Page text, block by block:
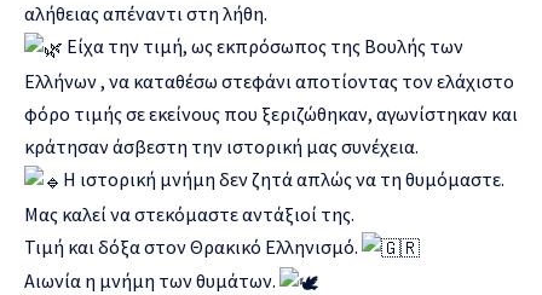
αλήθειας απέναντι στη λήθη.
Είχα την τιμή, ως εκπρόσωπος της Βουλής των
Ελλήνων , να καταθέσω στεφάνι αποτίοντας τον ελάχιστο
φόρο τιμής σε εκείνους που ξεριζώθηκαν, αγωνίστηκαν και
κράτησαν άσβεστη την ιστορική μας συνέχεια.
Η ιστορική μνήμη δεν ζητά απλώς να τη θυμόμαστε.
Μας καλεί να στεκόμαστε αντάξιοί της.
Τιμή και δόξα στον Θρακικό Ελληνισμό.
Αιωνία η μνήμη των θυμάτων.